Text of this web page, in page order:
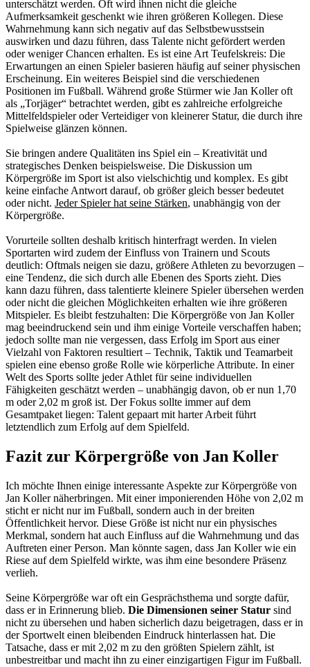
unterschätzt werden. Oft wird ihnen nicht die gleiche
Aufmerksamkeit geschenkt wie ihren größeren Kollegen. Diese
Wahrnehmung kann sich negativ auf das Selbstbewusstsein
auswirken und dazu führen, dass Talente nicht gefördert werden
oder weniger Chancen erhalten. Es ist eine Art Teufelskreis: Die
Erwartungen an einen Spieler basieren häufig auf seiner physischen
Erscheinung. Ein weiteres Beispiel sind die verschiedenen
Positionen im Fußball. Während große Stürmer wie Jan Koller oft
als „Torjäger“ betrachtet werden, gibt es zahlreiche erfolgreiche
Mittelfeldspieler oder Verteidiger von kleinerer Statur, die durch ihre
Spielweise glänzen können.
Sie bringen andere Qualitäten ins Spiel ein – Kreativität und
strategisches Denken beispielsweise. Die Diskussion um
Körpergröße im Sport ist also vielschichtig und komplex. Es gibt
keine einfache Antwort darauf, ob größer gleich besser bedeutet
oder nicht. Jeder Spieler hat seine Stärken, unabhängig von der
Körpergröße.
Vorurteile sollten deshalb kritisch hinterfragt werden. In vielen
Sportarten wird zudem der Einfluss von Trainern und Scouts
deutlich: Oftmals neigen sie dazu, größere Athleten zu bevorzugen –
eine Tendenz, die sich durch alle Ebenen des Sports zieht. Dies
kann dazu führen, dass talentierte kleinere Spieler übersehen werden
oder nicht die gleichen Möglichkeiten erhalten wie ihre größeren
Mitspieler. Es bleibt festzuhalten: Die Körpergröße von Jan Koller
mag beeindruckend sein und ihm einige Vorteile verschaffen haben;
jedoch sollte man nie vergessen, dass Erfolg im Sport aus einer
Vielzahl von Faktoren resultiert – Technik, Taktik und Teamarbeit
spielen eine ebenso große Rolle wie körperliche Attribute. In einer
Welt des Sports sollte jeder Athlet für seine individuellen
Fähigkeiten geschätzt werden – unabhängig davon, ob er nun 1,70
m oder 2,02 m groß ist. Der Fokus sollte immer auf dem
Gesamtpaket liegen: Talent gepaart mit harter Arbeit führt
letztendlich zum Erfolg auf dem Spielfeld.
Fazit zur Körpergröße von Jan Koller
Ich möchte Ihnen einige interessante Aspekte zur Körpergröße von
Jan Koller näherbringen. Mit einer imponierenden Höhe von 2,02 m
sticht er nicht nur im Fußball, sondern auch in der breiten
Öffentlichkeit hervor. Diese Größe ist nicht nur ein physisches
Merkmal, sondern hat auch Einfluss auf die Wahrnehmung und das
Auftreten einer Person. Man könnte sagen, dass Jan Koller wie ein
Riese auf dem Spielfeld wirkte, was ihm eine besondere Präsenz
verlieh.
Seine Körpergröße war oft ein Gesprächsthema und sorgte dafür,
dass er in Erinnerung blieb. Die Dimensionen seiner Statur sind
nicht zu übersehen und haben sicherlich dazu beigetragen, dass er in
der Sportwelt einen bleibenden Eindruck hinterlassen hat. Die
Tatsache, dass er mit 2,02 m zu den größten Spielern zählt, ist
unbestreitbar und macht ihn zu einer einzigartigen Figur im Fußball.